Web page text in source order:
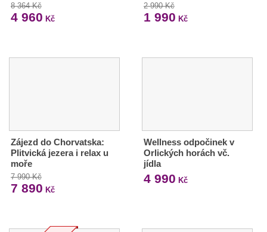
8 364 Kč
4 960 Kč
2 990 Kč
1 990 Kč
Zájezd do Chorvatska:
Plitvická jezera i relax u
moře
7 990 Kč
7 890 Kč
Wellness odpočinek v
Orlických horách vč.
jídla
4 990 Kč